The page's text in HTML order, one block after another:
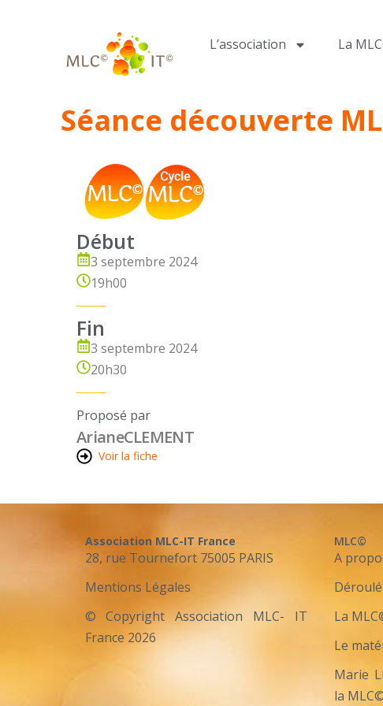
L’association La
Séance découverte
Début
3 septembre 2024
19h00
Fin
3 septembre 2024
20h30
Proposé par
ArianeCLEMENT
Voir la fiche
Association MLC-IT France
28, rue Tournefort 75005 PARIS
Mentions Légales
© Copyright Association MLC- IT
France 2026
MLC©
A
La
Le
Marie
la